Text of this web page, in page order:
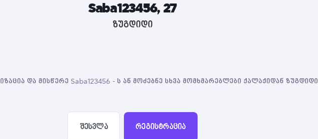
Saba123456, 27
ზუგდიდი
და მისწერე Saba123456 - ს ან მოძებნე სხვა მომხმარებლები ქალაქიდან ზუგდიდი
შესვლა რეგისტრაცია